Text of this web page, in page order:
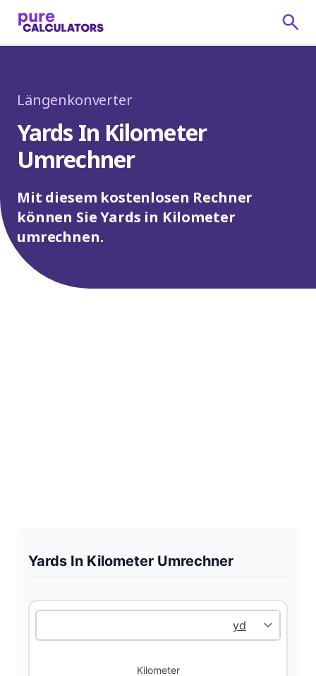
Längenkonverter
Yards In Kilometer
Umrechner
Mit diesem kostenlosen Rechner
können Sie Yards in Kilometer
umrechnen.
Yards In Kilometer Umrechner
Kilometer